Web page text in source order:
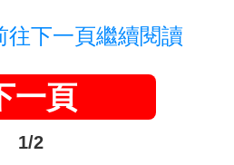
往下一頁繼續閱讀
一頁
1/2